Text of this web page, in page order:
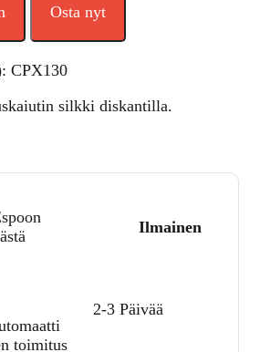
Osta nyt
CPX130
silkki diskantilla.
Ilmainen
toimitus
2-3 Päivää